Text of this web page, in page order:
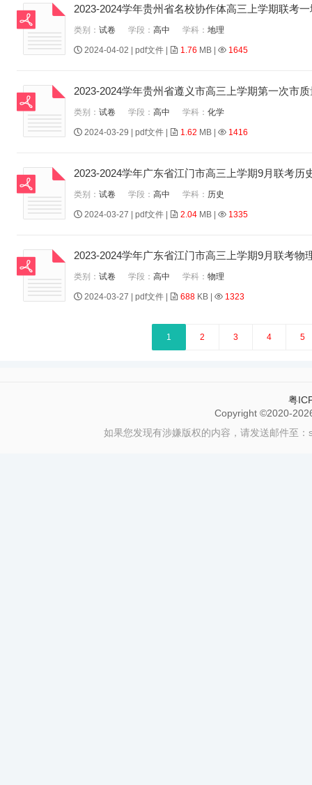
2023-2024学年贵州省名校协作体高三上学期联考
类别： 试卷 学段： 高中 学科： 地理
2024-04-02 | pdf文件 | 1.76 MB | 1645
2023-2024学年贵州省遵义市高三上学期第一次市
类别： 试卷 学段： 高中 学科： 化学
2024-03-29 | pdf文件 | 1.62 MB | 1416
2023-2024学年广东省江门市高三上学期9月联考历
类别： 试卷 学段： 高中 学科： 历史
2024-03-27 | pdf文件 | 2.04 MB | 1335
2023-2024学年广东省江门市高三上学期9月联考物
类别： 试卷 学段： 高中 学科： 物理
2024-03-27 | pdf文件 | 688 KB | 1323
1 2 3 4 5
粤
Copyright ©2020-
如果您发现有涉嫌版权的内容，请发送邮件至